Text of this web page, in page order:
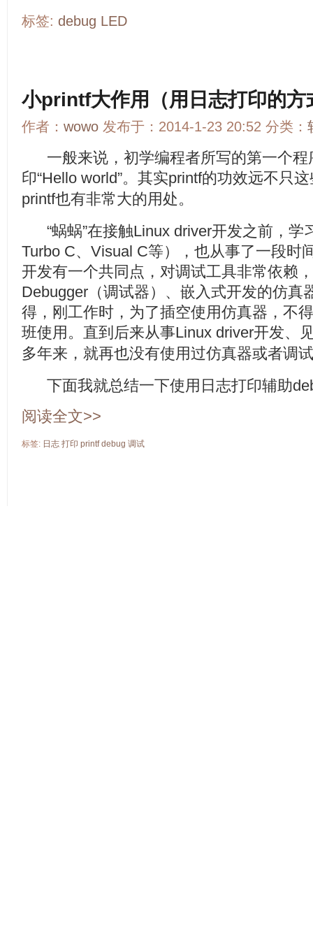
标签: debug LED
小printf大作用（用日志打印的方
作者： wowo 发布于：2014-1-23 20:52 分类：
一般来说，初学编程者所写的第一个程
印“Hello world”。其实printf的功效远不只
printf也有非常大的用处。
“蜗蜗”在接触Linux driver开发之前，学
Turbo C、Visual C等），也从事了一段时
开发有一个共同点，对调试工具非常依赖
Debugger（调试器）、嵌入式开发的仿真
得，刚工作时，为了插空使用仿真器，不
班使用。直到后来从事Linux driver开发、
多年来，就再也没有使用过仿真器或者调
下面我就总结一下使用日志打印辅助
阅读全文>>
标签: 日志 打印 printf debug 调试